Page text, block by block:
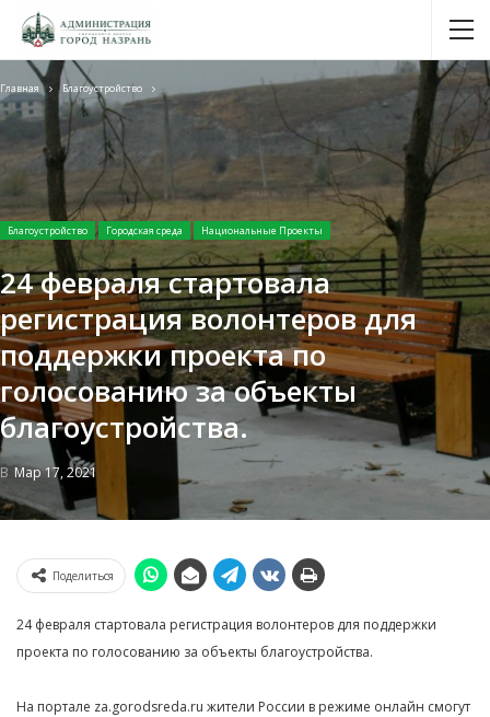
Главная Благоустройство
Благоустройство Городская среда Национальные Проекты
24 февраля стартовала
регистрация волонтеров для
поддержки проекта по
голосованию за объекты
благоустройства.
В Мар 17, 2021
Поделиться
24 февраля стартовала регистрация волонтеров для поддержки
проекта по голосованию за объекты благоустройства.
На портале za.gorodsreda.ru жители России в режиме онлайн смогут